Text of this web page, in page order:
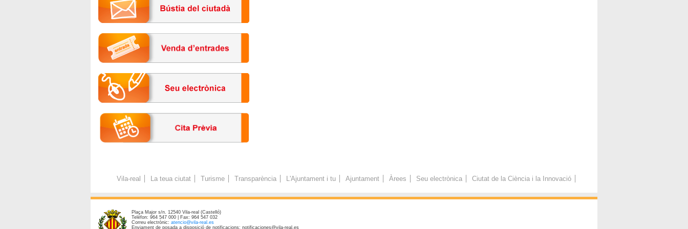
Vila-real La teua ciutat Turisme Transparència L'Ajuntament i tu Ajuntament Àrees Seu electrònica Ciutat de la Ciència i la Innovació
Plaça Major s/n. 12540 Vila-real (Castelló)
Telèfon: 964 547 000 | Fax: 964 547 032
Correu electrònic: atencio@vila-real.es
Enviament de posada a disposició de notificacions: notificaciones@vila-real.es